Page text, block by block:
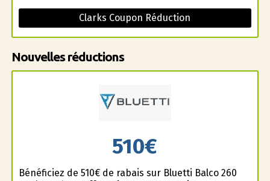
Clarks Coupon Réduction
Nouvelles réductions
510€
Bénéficiez de 510€ de rabais sur Bluetti Balco 260